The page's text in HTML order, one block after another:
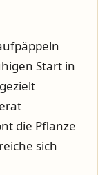
Start in
die Pflanze
sich